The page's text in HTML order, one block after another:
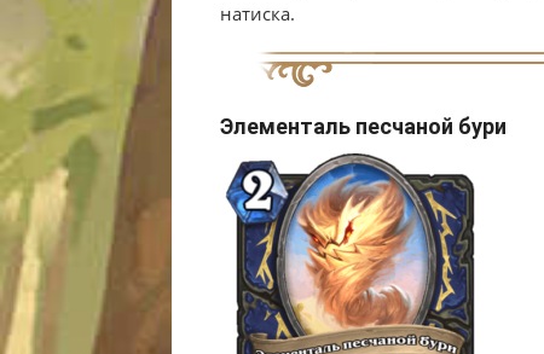
натиска.
Элементаль песчаной бури